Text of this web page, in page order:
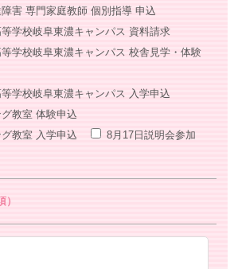
害 専門家庭教師 個別指導 申込
学校岐阜東濃キャンパス 資料請求
学校岐阜東濃キャンパス 校舎見学・体験
学校岐阜東濃キャンパス 入学申込
教室 体験申込
教室 入学申込
8月17日説明会参加
）